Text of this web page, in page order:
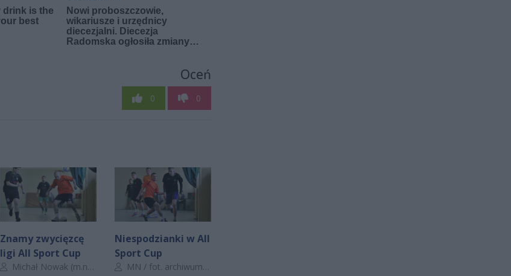
Oceń
0 0
) / fot. Szymon Wykrota
Znamy zwycięzcę
ligi All Sport Cup
Autor artykułu:
Michał Nowak (m.nowak@cozadzien.pl ) / fot. archiwum cozadzien.pl
Niespodzianki w All
Sport Cup
Autor artykułu:
MN / fot. archiwum cozadzien.pl